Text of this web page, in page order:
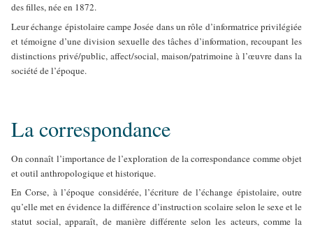
des filles, née en 1872.
Leur échange épistolaire campe Josée dans un rôle d’informatrice privilégiée
et témoigne d’une division sexuelle des tâches d’information, recoupant les
distinctions privé/public, affect/social, maison/patrimoine à l’œuvre dans la
société de l’époque.
La correspondance
On connaît l’importance de l’exploration de la correspondance comme objet
et outil anthropologique et historique.
En Corse, à l’époque considérée, l’écriture de l’échange épistolaire, outre
qu’elle met en évidence la différence d’instruction scolaire selon le sexe et le
statut social, apparaît, de manière différente selon les acteurs, comme la